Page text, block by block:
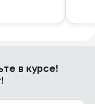
в курсе!